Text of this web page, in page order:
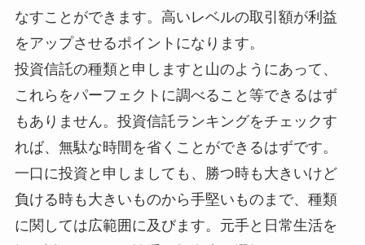
なすことができます。高いレベルの取引額が利益
をアップさせるポイントになります。
投資信託の種類と申しますと山のようにあって、
これらをパーフェクトに調べること等できるはず
もありません。投資信託ランキングをチェックす
れば、無駄な時間を省くことができるはずです。
一口に投資と申しましても、勝つ時も大きいけど
負ける時も大きいものから手堅いものまで、種類
に関しては広範囲に及びます。元手と日常生活を